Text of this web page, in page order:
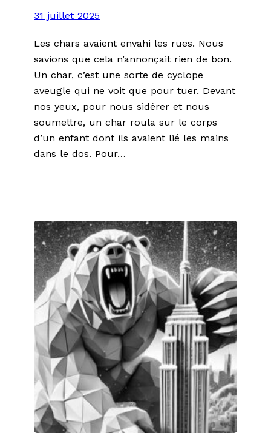
31 juillet 2025
Les chars avaient envahi les rues. Nous
savions que cela n’annonçait rien de bon.
Un char, c’est une sorte de cyclope
aveugle qui ne voit que pour tuer. Devant
nos yeux, pour nous sidérer et nous
soumettre, un char roula sur le corps
d’un enfant dont ils avaient lié les mains
dans le dos. Pour…